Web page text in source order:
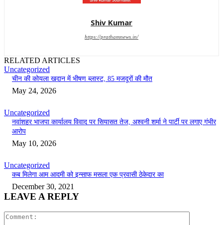
Shiv Kumar
https://prathamnews.in/
RELATED ARTICLES
Uncategorized
चीन की कोयला खदान में भीषण ब्लास्ट, 85 मजदूरों की मौत
May 24, 2026
Uncategorized
नवांशहर भाजपा कार्यालय विवाद पर सियासत तेज, अश्वनी शर्मा ने पार्टी पर लगाए गंभीर
आरोप
May 10, 2026
Uncategorized
कब मिलेगा आम आदमी को इन्साफ मसला एक प्रवासी ठेकेदार का
December 30, 2021
LEAVE A REPLY